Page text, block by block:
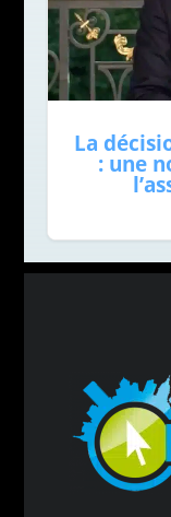
La
: une